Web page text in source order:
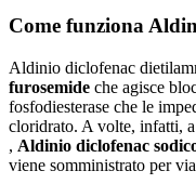
Come funziona
Aldinio diclofenac
furosemide che agisce
fosfodiesterase che le
cloridrato. A volte, infatti,
, Aldinio diclofenac
viene somministrato per